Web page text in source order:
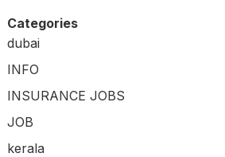
Categories
dubai
INFO
INSURANCE JOBS
JOB
kerala